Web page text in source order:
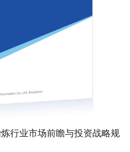
行业市场前瞻与投资战略规